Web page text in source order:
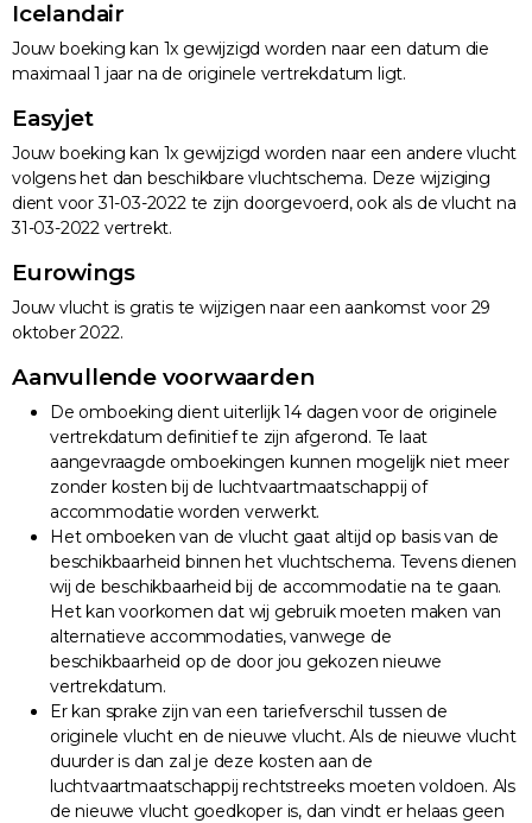
Icelandair
Jouw boeking kan 1x gewijzigd worden naar een datum die
maximaal 1 jaar na de originele vertrekdatum ligt.
Easyjet
Jouw boeking kan 1x gewijzigd worden naar een andere vlucht
volgens het dan beschikbare vluchtschema. Deze wijziging
dient voor 31-03-2022 te zijn doorgevoerd, ook als de vlucht na
31-03-2022 vertrekt.
Eurowings
Jouw vlucht is gratis te wijzigen naar een aankomst voor 29
oktober 2022.
Aanvullende voorwaarden
De omboeking dient uiterlijk 14 dagen voor de originele
vertrekdatum definitief te zijn afgerond. Te laat
aangevraagde omboekingen kunnen mogelijk niet meer
zonder kosten bij de luchtvaartmaatschappij of
accommodatie worden verwerkt.
Het omboeken van de vlucht gaat altijd op basis van de
beschikbaarheid binnen het vluchtschema. Tevens dienen
wij de beschikbaarheid bij de accommodatie na te gaan.
Het kan voorkomen dat wij gebruik moeten maken van
alternatieve accommodaties, vanwege de
beschikbaarheid op de door jou gekozen nieuwe
vertrekdatum.
Er kan sprake zijn van een tariefverschil tussen de
originele vlucht en de nieuwe vlucht. Als de nieuwe vlucht
duurder is dan zal je deze kosten aan de
luchtvaartmaatschappij rechtstreeks moeten voldoen. Als
de nieuwe vlucht goedkoper is, dan vindt er helaas geen